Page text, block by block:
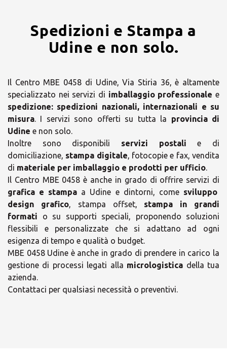
Spedizioni e Stampa a
Udine e non solo.
Il Centro MBE 0458 di Udine, Via Stiria 36, è altamente
specializzato nei servizi di imballaggio professionale e
spedizione: spedizioni nazionali, internazionali e su
misura. I servizi sono offerti su tutta la provincia di
Udine e non solo.
Inoltre sono disponibili servizi postali e di
domiciliazione, stampa digitale, fotocopie e fax, vendita
di materiale per imballaggio e prodotti per ufficio.
Il Centro MBE 0458 è anche in grado di offrire servizi di
grafica e stampa a Udine e dintorni, come sviluppo
design grafico, stampa offset, stampa in grandi
formati o su supporti speciali, proponendo soluzioni
flessibili e personalizzate che si adattano ad ogni
esigenza di tempo e qualità o budget.
MBE 0458 Udine è anche in grado di prendere in carico la
gestione di processi legati alla micrologistica della tua
azienda.
Contattaci per qualsiasi necessità o preventivi.
×
Scegli il tuo Centro
Soluzioni MBE
×
Orari